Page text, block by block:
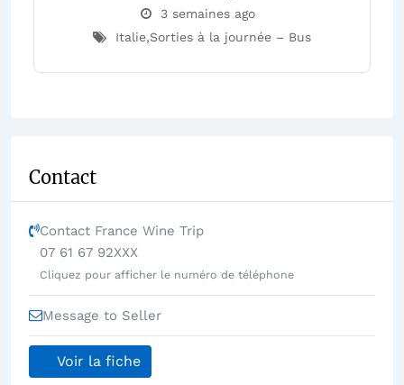
3 semaines ago
Italie,Sorties à la journée – Bus
Contact
Contact France Wine Trip
07 61 67 92XXX
Cliquez pour afficher le numéro de téléphone
Message to Seller
Voir la fiche